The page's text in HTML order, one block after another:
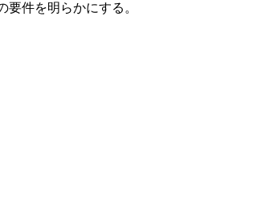
件を明らかにする。